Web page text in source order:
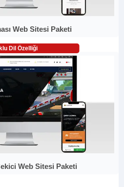
Web Sitesi Paketi
Dil Özelliği
Web Sitesi Paketi